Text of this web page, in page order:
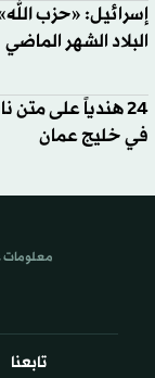
إسرائيل: «حزب
البلاد الشهر الماضي
24 هندياً على متن
في خليج عمان
تابعنا
معلومات